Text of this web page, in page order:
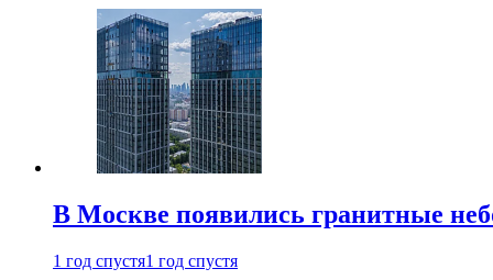
В Москве появились гранитные
1 год спустя1 год спустя